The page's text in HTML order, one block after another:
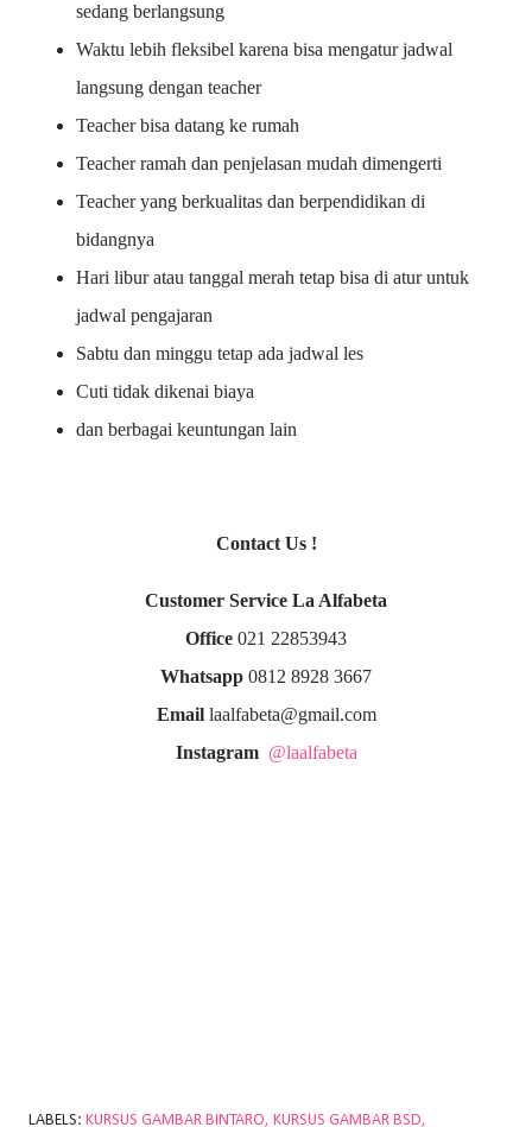
sedang berlangsung
Waktu lebih fleksibel karena bisa mengatur jadwal
langsung dengan teacher
Teacher bisa datang ke rumah
Teacher ramah dan penjelasan mudah dimengerti
Teacher yang berkualitas dan berpendidikan di
bidangnya
Hari libur atau tanggal merah tetap bisa di atur untuk
jadwal pengajaran
Sabtu dan minggu tetap ada jadwal les
Cuti tidak dikenai biaya
dan berbagai keuntungan lain
Contact Us !
Customer Service La Alfabeta
Office 021 22853943
Whatsapp 0812 8928 3667
Emaillaalfabeta@gmail.com
Instagram @laalfabeta
LABELS: KURSUS GAMBAR BINTARO KURSUS GAMBAR BSD